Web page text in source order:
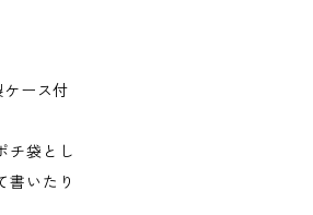
ース付
チ袋とし
書いたり